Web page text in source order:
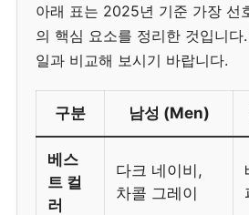
아래 표는 2025년 기준 가장 선
의 핵심 요소를 정리한 것입니
일과 비교해 보시기 바랍니다.
구분 남성 (Men)
베스
트 컬
러
다크 네이비,
차콜 그레이